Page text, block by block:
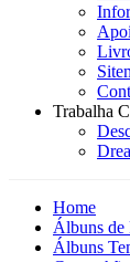
Trabalha
Home
Álbuns de
Álbuns